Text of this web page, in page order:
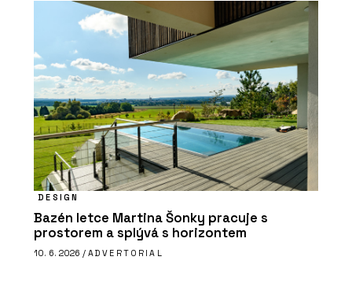
DESIGN
Bazén letce Martina Šonky pracuje s
prostorem a splývá s horizontem
10. 6. 2026 / ADVERTORIAL